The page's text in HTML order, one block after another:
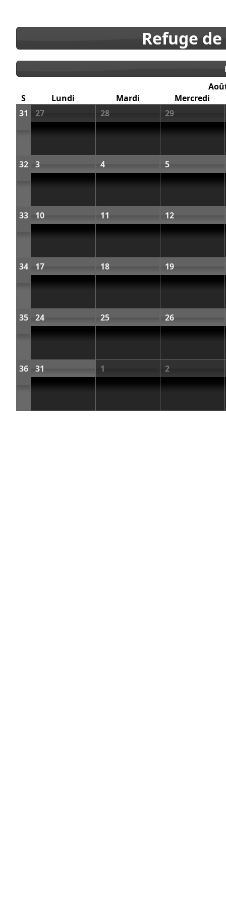
Refuge
S
Lundi Mardi
Mercredi
31
27 28 29
32 3 4 5
33 10 11 12
34 17 18 19
35 24 25 26
36 31 1 2